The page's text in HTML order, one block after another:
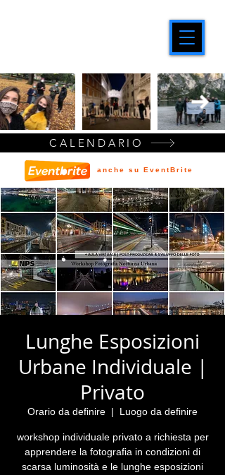
Lunghe Esposizioni
Urbane Individuale |
Privato
Orario da definire
  |
Luogo da definire
workshop individuale privato a richiesta per
apprendere la fotografia in condizioni di
scarsa luminosità e le lunghe esposizioni
CALENDARIO
anche su EventBrite